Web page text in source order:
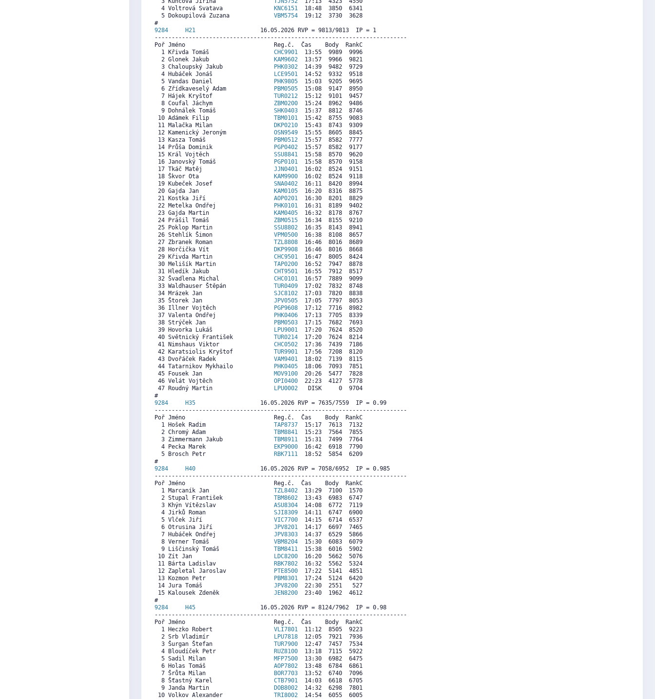
  4 Voltrová Svatava
KNC6151
  18:48  3850  6341
  5 Dokoupilová Zuzana
VBM5754
  19:12  3730  3628
9284
H21
                   16.05.2026 RVP = 9813/9813  IP = 1
--------------------------------------------------------------------------
Poř Jméno                          Reg.č.  Čas    Body  RankC
  1 Křivda Tomáš
CHC9901
  13:55  9989  9996
  2 Glonek Jakub
KAM9602
  13:57  9966  9821
  3 Chaloupský Jakub
PHK0302
  14:39  9482  9729
  4 Hubáček Jonáš
LCE9501
  14:52  9332  9518
  5 Vandas Daniel
PHK9805
  15:03  9205  9695
  6 Zřídkaveselý Adam
PBM0505
  15:08  9147  8950
  7 Hájek Kryštof
TUR0212
  15:12  9101  9457
  8 Coufal Jáchym
ZBM0200
  15:24  8962  9486
  9 Dohnálek Tomáš
SHK0403
  15:37  8812  8746
10 Adámek Filip TBM0101
  15:42  8755  9083
11 Malačka Milan
DKP0210
  15:43  8743  9309
12 Kamenický Jeroným OSN9549
  15:55  8605  8845
13 Kasza Tomáš
PBM0512
  15:57  8582  7777
14 Průša Dominik
PGP0402
  15:57  8582  9177
15 Král Vojtěch SSU8841
  15:58  8570  9620
16 Janovský Tomáš
PGP0101
  15:58  8570  9158
17 Tkáč Matěj JJN0401
  16:02  8524  9151
18 Škvor Ota
KAM9900
  16:02  8524  9118
19 Kubeček Josef SNA0402
  16:11  8420  8994
20 Gajda Jan
KAM0105
  16:20  8316  8875
21 Kostka Jiří AOP0201
  16:30  8201  8829
22 Metelka Ondřej
PHK0101
  16:31  8189  9402
23 Gajda Martin
KAM0405
  16:32  8178  8767
24 Prášil Tomáš ZBM0515
  16:34  8155  9210
25 Poklop Martin SSU8802
  16:35  8143  8941
26 Stehlík Šimon VPM0500
  16:38  8108  8657
27 Zbranek Roman TZL8808
  16:46  8016  8689
28 Horčička Vít
DKP9908
  16:46  8016  8668
29 Křivda Martin CHC9501
  16:47  8005  8424
30 Melišík Martin TAP0200
  16:52  7947  8878
31 Hledík Jakub CHT9501
  16:55  7912  8517
32 Švadlena Michal CHC0101
  16:57  7889  9099
33 Waldhauser Štěpán TUR0409
  17:02  7832  8748
34 Mrázek Jan SJC8102
  17:03  7820  8838
35 Štorek Jan JPV0505
  17:05  7797  8053
36 Illner Vojtěch
PGP9608
  17:12  7716  8982
37 Valenta Ondřej
PHK0406
  17:13  7705  8339
38 Strýček Jan
PBM0503
  17:15  7682  7693
39 Hovorka Lukáš
LPU9001
  17:20  7624  8520
40 Světnický František TUR0214
  17:20  7624  8214
41 Nimshaus Viktor CHC0502
  17:36  7439  7186
42 Karatsiolis Kryštof TUR9901
  17:56  7208  8120
43 Dvořáček Radek VAM9401
  18:02  7139  8115
44 Tatarnikov Mykhailo
PHK0405
  18:06  7093  7851
45 Fousek Jan MOV9100
  20:26  5477  7828
46 Velát Vojtěch OPI0400
  22:23  4127  5778
47 Roudný Martin
LPU0002
   DISK     0  9704
9284
H35
                   16.05.2026 RVP = 7635/7559  IP = 0.99
--------------------------------------------------------------------------
Poř Jméno                          Reg.č.  Čas    Body  RankC
  1 Hošek Radim
TAP8737
  15:17  7613  7132
  2 Chromý Adam
TBM8841
  15:23  7564  7855
  3 Zimmermann Jakub
TBM8911
  15:31  7499  7764
  4 Pecka Marek
EKP9000
  16:42  6918  7790
  5 Brosch Petr
RBK7111
  18:52  5854  6209
9284
H40
                   16.05.2026 RVP = 7058/6952  IP = 0.985
--------------------------------------------------------------------------
Poř Jméno                          Reg.č.  Čas    Body  RankC
  1 Marcaník Jan
TZL8402
  13:29  7100  1570
  2 Stupal František
TBM8602
  13:43  6983  6747
  3 Khýn Vítězslav
ASU8304
  14:08  6772  7119
  4 Jirků Roman
SJI8309
  14:11  6747  6900
  5 Vlček Jiří
VIC7700
  14:15  6714  6537
  6 Otrusina Jiří
JPV8201
  14:17  6697  7465
  7 Hubáček Ondřej
JPV8303
  14:37  6529  5866
  8 Verner Tomáš
VBM8204
  15:30  6083  6079
  9 Liščinský Tomáš
TBM8411
  15:38  6016  5902
10 Zít Jan
LDC8200
  16:20  5662  5076
11 Bárta Ladislav
RBK7802
  16:32  5562  5324
12 Zapletal Jaroslav
PTE8500
  17:22  5141  4851
13 Kozmon Petr
PBM8301
  17:24  5124  6420
14 Jura Tomáš JPV8200
  22:30  2551   527
15 Kalousek Zdeněk JEN8200
  23:40  1962  4612
9284
H45
                   16.05.2026 RVP = 8124/7962  IP = 0.98
--------------------------------------------------------------------------
Poř Jméno                          Reg.č.  Čas    Body  RankC
  1 Heczko Robert
VLI7801
  11:12  8505  9223
  2 Srb Vladimír
LPU7818
  12:05  7921  7936
  3 Šurgan Štefan
TUR7900
  12:47  7457  7534
  4 Bloudíček Petr
RUZ8100
  13:18  7115  5922
  5 Sadil Milan
MFP7500
  13:30  6982  6475
  6 Holas Tomáš
AOP7802
  13:48  6784  6861
  7 Šrůta Milan
BOR7703
  13:52  6740  7096
  8 Šťastný Karel
CTB7901
  14:03  6618  6705
  9 Janda Martin
DOB8002
  14:32  6298  7801
10 Volkov Alexander TRI8002
  14:54  6055  6005